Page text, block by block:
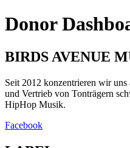
Donor
BIRDS AVENUE
Seit 2012 konzentrieren wir
und Vertrieb von Tonträgern
HipHop Musik.
Facebook